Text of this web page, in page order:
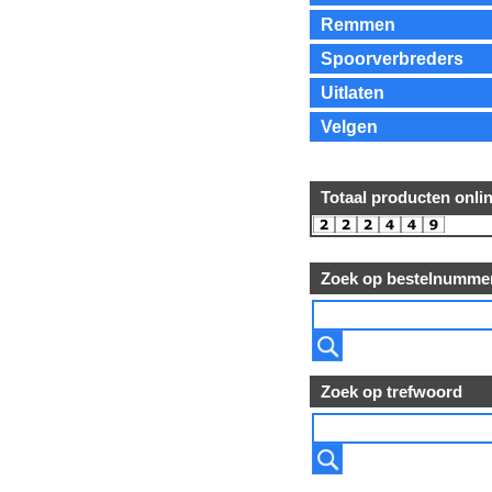
Remmen
Spoorverbreders
Uitlaten
Velgen
Totaal producten
Zoek op
Zoek op trefwoord